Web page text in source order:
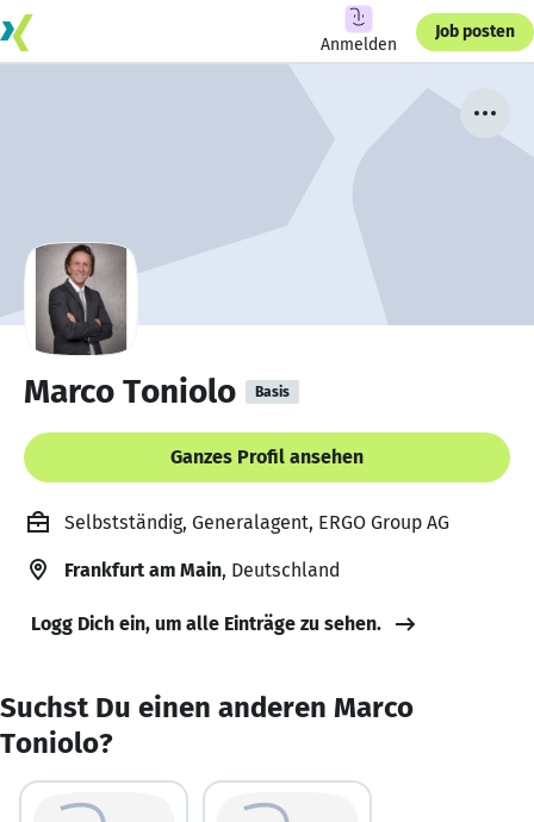
Anmelden
Job posten
Marco Toniolo Basis
Ganzes Profil ansehen
Selbstständig, Generalagent, ERGO Group AG
Frankfurt am Main, Deutschland
Logg Dich ein, um alle Einträge zu sehen.
Suchst Du einen anderen Marco
Toniolo?